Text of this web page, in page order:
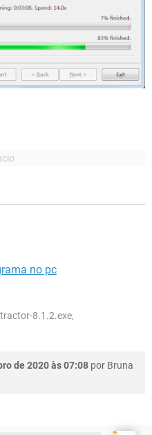
no pc
8.1.2.exe,
de 2020 às 07:08 por Bruna